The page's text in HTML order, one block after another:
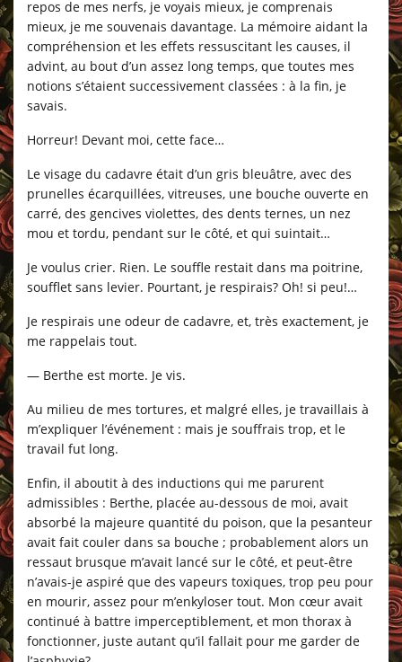
repos de mes nerfs, je voyais mieux, je comprenais
mieux, je me souvenais davantage. La mémoire aidant la
compréhension et les effets ressuscitant les causes, il
advint, au bout d’un assez long temps, que toutes mes
notions s’étaient successivement classées : à la fin, je
savais.
Horreur! Devant moi, cette face…
Le visage du cadavre était d’un gris bleuâtre, avec des
prunelles écarquillées, vitreuses, une bouche ouverte en
carré, des gencives violettes, des dents ternes, un nez
mou et tordu, pendant sur le côté, et qui suintait…
Je voulus crier. Rien. Le souffle restait dans ma poitrine,
soufflet sans levier. Pourtant, je respirais? Oh! si peu!…
Je respirais une odeur de cadavre, et, très exactement, je
me rappelais tout.
— Berthe est morte. Je vis.
Au milieu de mes tortures, et malgré elles, je travaillais à
m’expliquer l’événement : mais je souffrais trop, et le
travail fut long.
Enfin, il aboutit à des inductions qui me parurent
admissibles : Berthe, placée au-dessous de moi, avait
absorbé la majeure quantité du poison, que la pesanteur
avait fait couler dans sa bouche ; probablement alors un
ressaut brusque m’avait lancé sur le côté, et peut-être
n’avais-je aspiré que des vapeurs toxiques, trop peu pour
en mourir, assez pour m’enkyloser tout. Mon cœur avait
continué à battre imperceptiblement, et mon thorax à
fonctionner, juste autant qu’il fallait pour me garder de